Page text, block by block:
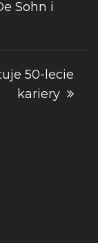
Sohn i
50-lecie
kariery